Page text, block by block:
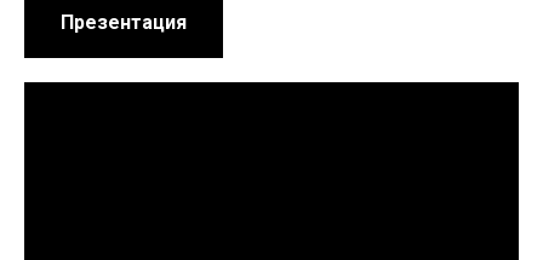
Презентация